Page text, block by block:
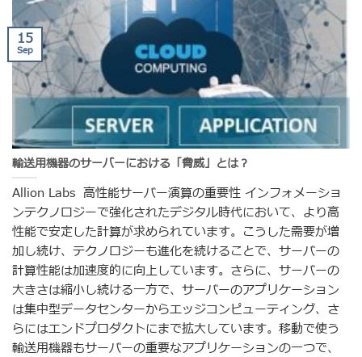
輸送用機器のサーバーにおける「脅威」とは？
Allion Labs 高性能サーバー演算の重要性 インフォメーショ
ンテクノロジーで強化されたデジタル時代において、より高
性能で安定した計算が求められています。こうした需要が増
加し続け、テクノロジーも進化を続けることで、サーバーの
計算性能は加速度的に向上しています。さらに、サーバーの
大きさは縮小し続ける一方で、サーバーのアプリケーション
は集中型データセンターからエッジコンピューティング、さ
らにはエンドプロダクトにまで拡大しています。移動で使う
輸送用機器もサーバーの重要なアプリケーションの一つで、
15
Sep